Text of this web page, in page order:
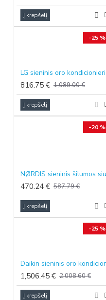
Į krepšelį
-25 %
816.75 € 1,089.00 €
Į krepšelį
-20 %
470.24 € 587.79 €
Į krepšelį
-25 %
1,506.45 € 2,008.60 €
Į krepšelį